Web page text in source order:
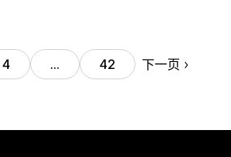
4 … 42 下一页